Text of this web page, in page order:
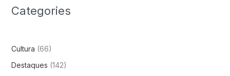
Categories
Cultura (66)
Destaques (142)